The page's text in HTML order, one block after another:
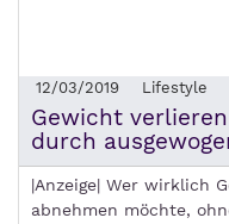
12/03/2019 Lifestyle
Gewicht
durch
|Anzeige| Wer wirklich
abnehmen möchte,